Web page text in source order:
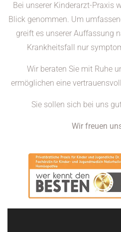
Bei unserer Kinderarzt-Praxis
Blick genommen. Um
greift es unserer Auffassung
Krankheitsfall nur
Wir beraten Sie mit Ruhe
ermöglichen eine
Sie sollen sich bei uns
Wir freuen